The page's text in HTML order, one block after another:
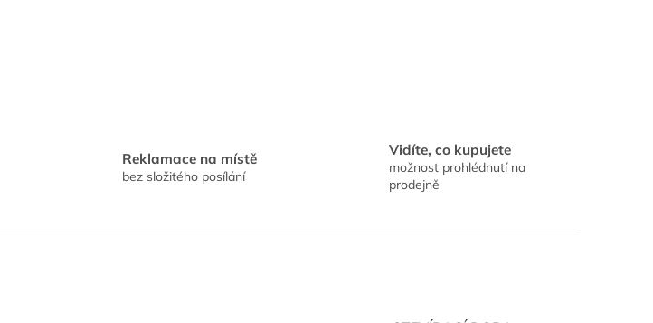
Reklamace na místě
bez složitého posílání
Vidíte, co kupujete
možnost prohlédnutí na
prodejně